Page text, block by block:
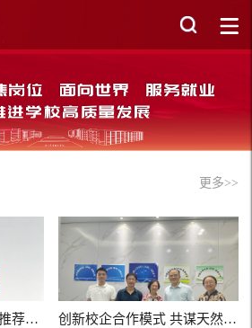
更多>>
药物技术学院关于对拟推荐2025级优秀辅导员助理... 创新校企合作模式 共谋天然发酵实验室建设